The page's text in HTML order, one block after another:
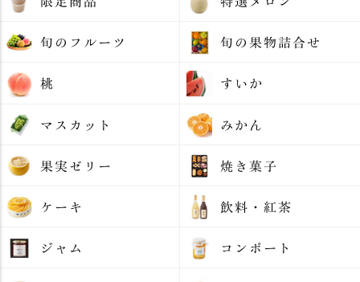
旬のフルーツ 旬の果物詰合せ
桃 すいか
マスカット みかん
果実ゼリー 焼き菓子
ケーキ 飲料・紅茶
ジャム コンポート